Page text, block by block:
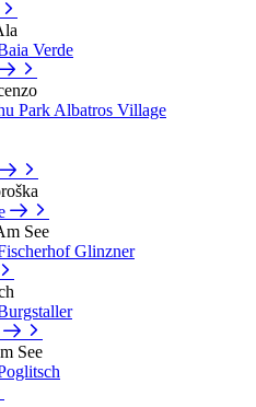
Verde
Park Albatros Village
See
Glinzner
See